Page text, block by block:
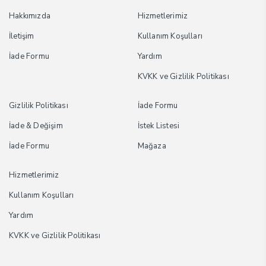
Hakkımızda
İletişim
İade Formu
Hizmetlerimiz
Kullanım Koşulları
Yardım
KVKK ve Gizlilik Politikası
Gizlilik Politikası
İade & Değişim
İade Formu
İade Formu
İstek Listesi
Mağaza
Hizmetlerimiz
Kullanım Koşulları
Yardım
KVKK ve Gizlilik Politikası